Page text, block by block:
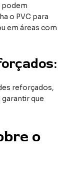
podem
o PVC para
em áreas com
reforçados,
que
o